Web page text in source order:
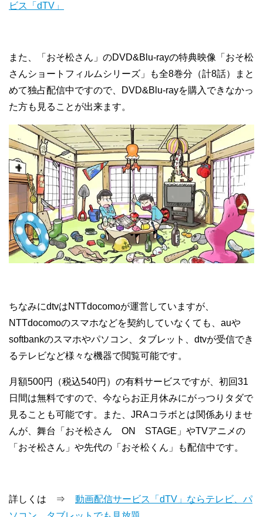
ビス「dTV」
また、「おそ松さん」のDVD&Blu-rayの特典映像「おそ松
さんショートフィルムシリーズ」も全8巻分（計8話）まと
めて独占配信中ですので、DVD&Blu-rayを購入できなかっ
た方も見ることが出来ます。
ちなみにdtvはNTTdocomoが運営していますが、
NTTdocomoのスマホなどを契約していなくても、auや
softbankのスマホやパソコン、タブレット、dtvが受信でき
るテレビなど様々な機器で閲覧可能です。
月額500円（税込540円）の有料サービスですが、初回31
日間は無料ですので、今ならお正月休みにがっつりタダで
見ることも可能です。また、JRAコラボとは関係ありませ
んが、舞台「おそ松さん ON STAGE」やTVアニメの
「おそ松さん」や先代の「おそ松くん」も配信中です。
詳しくは ⇒ 動画配信サービス「dTV」ならテレビ、パ